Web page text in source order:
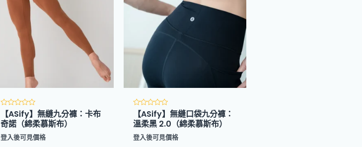
評
分
0
分
【ASify】無縫九分褲：卡布
奇諾（綿柔慕斯布）
登入後可見價格
評
分
0
分
【ASify】無縫口袋九分褲：
溫柔黑 2.0（綿柔慕斯布）
登入後可見價格